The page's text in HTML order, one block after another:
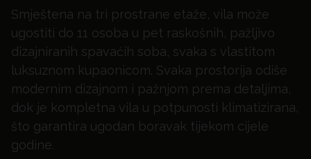
Smještena na tri prostrane etaže, vila može
ugostiti do 11 osoba u pet raskošnih, pažljivo
dizajniranih spavaćih soba, svaka s vlastitom
luksuznom kupaonicom. Svaka prostorija odiše
modernim dizajnom i pažnjom prema detaljima,
dok je kompletna vila u potpunosti klimatizirana,
što garantira ugodan boravak tijekom cijele
godine.